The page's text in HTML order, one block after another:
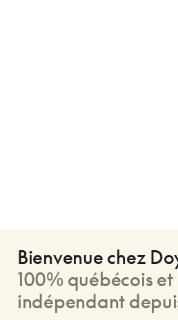
Bienvenue chez
100% québécois et
indépendant